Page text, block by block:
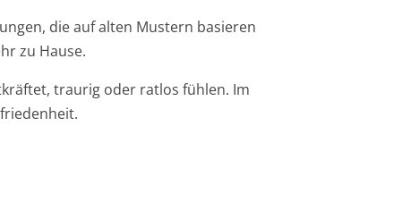
die auf alten Mustern basieren
zu Hause.
traurig oder ratlos fühlen. Im